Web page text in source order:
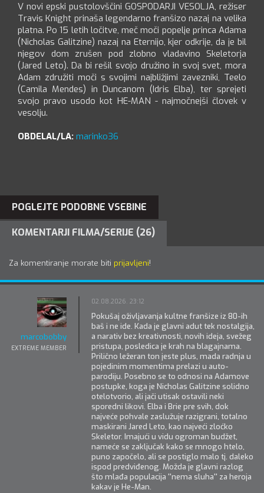
V novi epski pustolovščini GOSPODARJI VESOLJA, režiser
Travis Knight prinaša legendarno franšizo nazaj na velika
platna. Po 15 letih ločitve, meč moči popelje princa Adama
(Nicholas Galitzine) nazaj na Eternijo, kjer odkrije, da je bil
njegov dom zrušen pod zlobno vladavino Skeletorja
(Jared Leto). Da bi rešil svojo družino in svoj svet, mora
Adam združiti moči s svojimi najbližjimi zavezniki, Teelo
(Camila Mendes) in Duncanom (Idris Elba), ter sprejeti
svojo pravo usodo kot HE-MAN - najmočnejši človek v
vesolju.
OBDELAL/LA: marinko36
POGLEJTE PODOBNE VSEBINE
KOMENTARJI FILMA/SERIJE (26)
Za komentiranje morate biti prijavljeni!
marcobobby
EXTREME MEMBER
02.08.2026. 23:12
Pokušaj oživljavanja kultne franšize iz 80-ih
baš i ne ide. Kada je glavni adut tek nostalgija,
a narativ bez kreativnosti, novih ideja, svežeg
pristupa, posledica je krah na blagajnama.
Prilično ležeran ton jeste plus, mada radnja u
pojedinim momentima prelazi u auto-
parodiju. Posebno se to odnosi na Adamove
postupke, koga je Nicholas Galitzine solidno
otelotvorio, ali jači utisak ostavili neki
sporedni likovi. Elba i Brie pre svih, dok
najveće pohvale zaslužuje razigrani, totalno
maskirani Jared Leto, kao najveći zloćko
Skeletor. Imajući u vidu ogroman budžet,
nameće se zaključak kako se mnogo htelo,
puno započelo, ali se postiglo malo tj. daleko
ispod predviđenog. Možda je glavni razlog
što mlađa populacija ''nema sluha'' za heroja
kakav je He-Man.